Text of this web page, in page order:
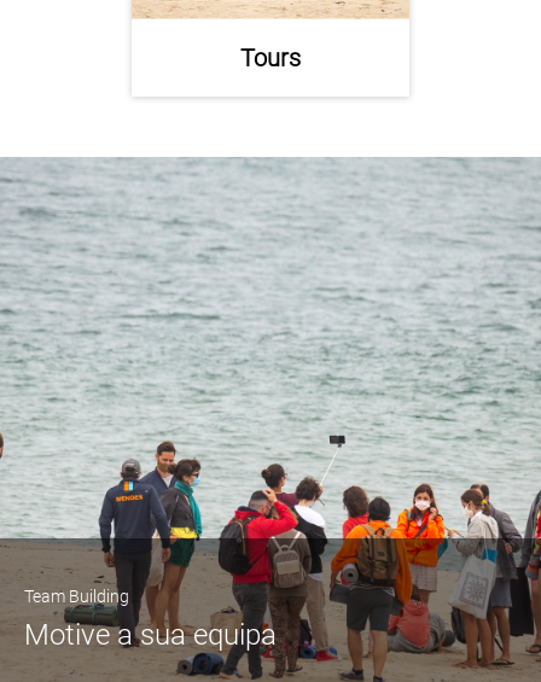
Tours
Team Building
Motive a sua equipa